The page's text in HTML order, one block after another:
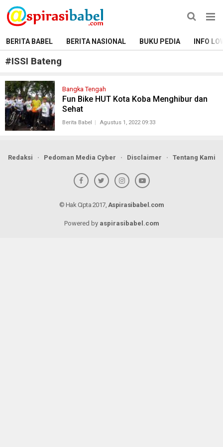
BERITA BABEL BERITA NASIONAL BUKU PEDIA INFO
#ISSI Bateng
Bangka Tengah
Fun Bike HUT Kota Koba Menghibur dan
Sehat
Berita Babel Agustus 1, 2022 09:33
Redaksi Pedoman Media Cyber Disclaimer Tentang Kami
© Hak Cipta 2017, Aspirasibabel.com
Powered by aspirasibabel.com